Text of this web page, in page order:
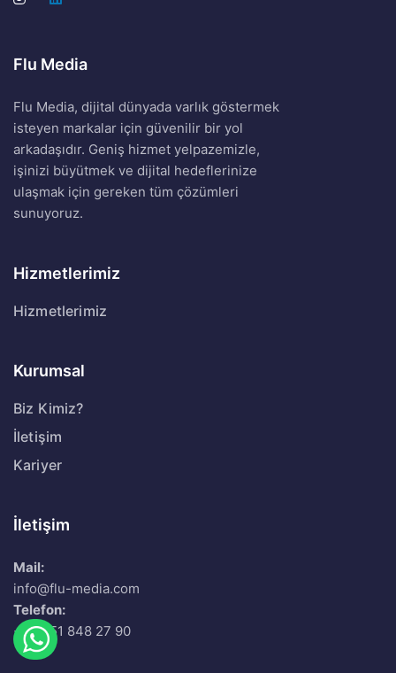
Flu Media
Flu Media, dijital dünyada varlık göstermek
isteyen markalar için güvenilir bir yol
arkadaşıdır. Geniş hizmet yelpazemizle,
işinizi büyütmek ve dijital hedeflerinize
ulaşmak için gereken tüm çözümleri
sunuyoruz.
Hizmetlerimiz
Hizmetlerimiz
Kurumsal
Biz Kimiz?
İletişim
Kariyer
İletişim
Mail:
info@flu-media.com
Telefon:
+90 551 848 27 90